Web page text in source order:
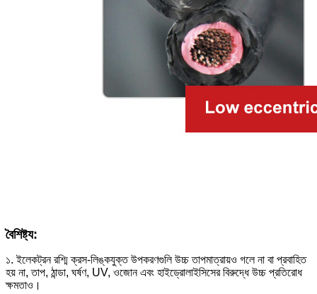
বৈশিষ্ট্য:
১. ইলেকট্রন রশ্মি ক্রস-লিঙ্কযুক্ত উপকরণগুলি উচ্চ তাপমাত্রায়ও গলে না বা প্রবাহিত
হয় না, তাপ, ঠান্ডা, ঘর্ষণ, UV, ওজোন এবং হাইড্রোলাইসিসের বিরুদ্ধে উচ্চ প্রতিরোধ
ক্ষমতাও।